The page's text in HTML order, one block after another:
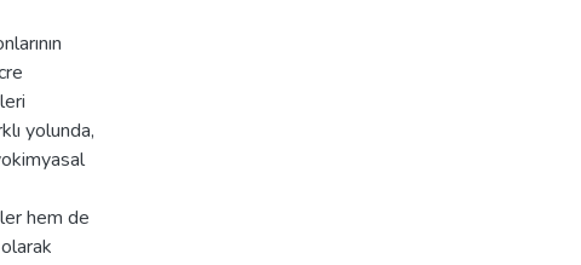
yolunda,
hem de